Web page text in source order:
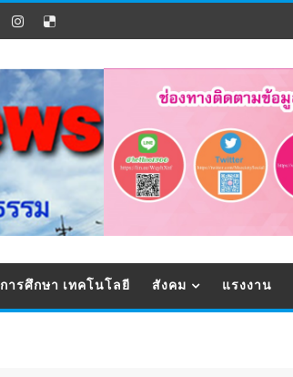
การศึกษา เทคโนโลยี สังคม แรงงาน